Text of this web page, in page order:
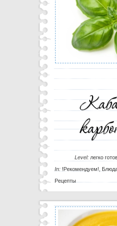
Level: легко
In: !Рекомендуем!
Рецепты